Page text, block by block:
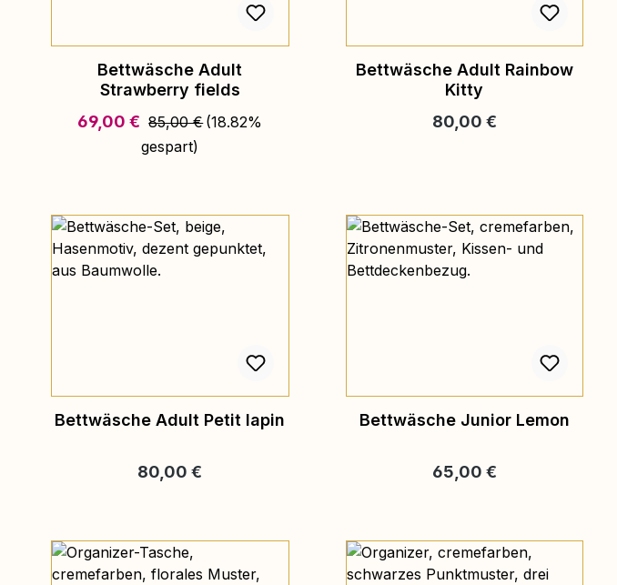
Bettwäsche Adult
Strawberry fields
Verkaufspreis:
69,00 € Regulärer Preis:
85,00 €(18.82%
gespart)
Bettwäsche Adult Rainbow
Kitty
Regulärer Preis:
80,00 €
Bettwäsche Adult Petit lapin
Regulärer Preis:
80,00 €
Bettwäsche Junior Lemon
Regulärer Preis:
65,00 €